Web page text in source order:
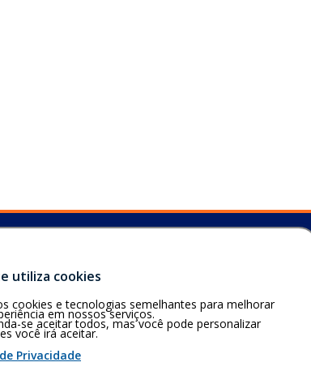
em uma nova janela.
em uma nova janela.
em uma nova janela.
utiliza cookies
cookies e tecnologias semelhantes para melhorar
em nossos serviços.
se aceitar todos, mas você pode personalizar
você irá aceitar.
Privacidade